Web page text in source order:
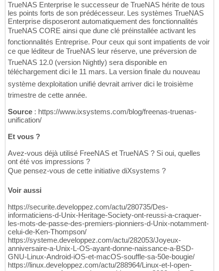
TrueNAS Enterprise le successeur de TrueNAS hérite de tous
les points forts de son prédécesseur. Les systèmes TrueNAS
Enterprise disposeront automatiquement des fonctionnalités
TrueNAS CORE ainsi que dune clé préinstallée activant les
fonctionnalités Entreprise. Pour ceux qui sont impatients de voir
ce que léditeur de TrueNAS leur réserve, une préversion de
TrueNAS 12.0 (version Nightly) sera disponible en
téléchargement dici le 11 mars. La version finale du nouveau
système dexploitation unifié devrait arriver dici le troisième
trimestre de cette année.
Source : https://www.ixsystems.com/blog/freenas-truenas-
unification/
Et vous ?
Avez-vous déjà utilisé FreeNAS et TrueNAS ? Si oui, quelles
ont été vos impressions ?
Que pensez-vous de cette initiative diXsystems ?
Voir aussi
https://securite.developpez.com/actu/280735/Des-
informaticiens-d-Unix-Heritage-Society-ont-reussi-a-craquer-
les-mots-de-passe-des-premiers-pionniers-d-Unix-notamment-
celui-de-Ken-Thompson/
https://systeme.developpez.com/actu/282053/Joyeux-
anniversaire-a-Unix-L-OS-ayant-donne-naissance-a-BSD-
GNU-Linux-Android-iOS-et-macOS-souffle-sa-50e-bougie/
https://linux.developpez.com/actu/288964/Linux-et-l-open-